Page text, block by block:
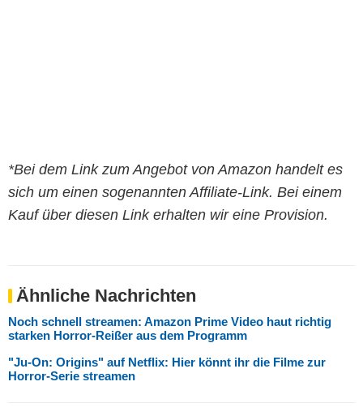
*Bei dem Link zum Angebot von Amazon handelt es
sich um einen sogenannten Affiliate-Link. Bei einem
Kauf über diesen Link erhalten wir eine Provision.
Ähnliche Nachrichten
Noch schnell streamen: Amazon Prime Video haut richtig
starken Horror-Reißer aus dem Programm
"Ju-On: Origins" auf Netflix: Hier könnt ihr die Filme zur
Horror-Serie streamen